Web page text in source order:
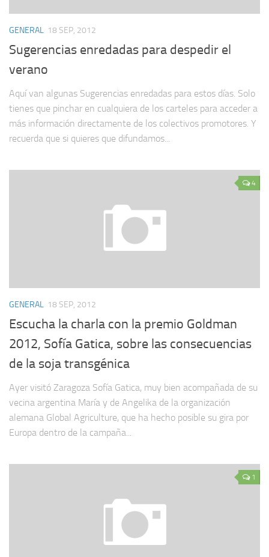
GENERAL 18 SEP, 2012
Sugerencias enredadas para despedir el
verano
Aquí van algunas Sugerencias enredadas para estos días. Solo
tienes que pinchar en cualquiera de los carteles para acceder a
más información directamente de los colectivos promotores. Y
recuerda que si quieres que difundamos...
4
GENERAL 18 SEP, 2012
Escucha la charla con la premio Goldman
2012, Sofía Gatica, sobre las consecuencias
de la soja transgénica
Ayer visitó Zaragoza Sofía Gatica, muy bien acompañada de su
vecina argentina María y de Angelika de la organización
alemana Global Agriculture, que ha hecho posible su gira por
Europa dentro de la campaña...
1